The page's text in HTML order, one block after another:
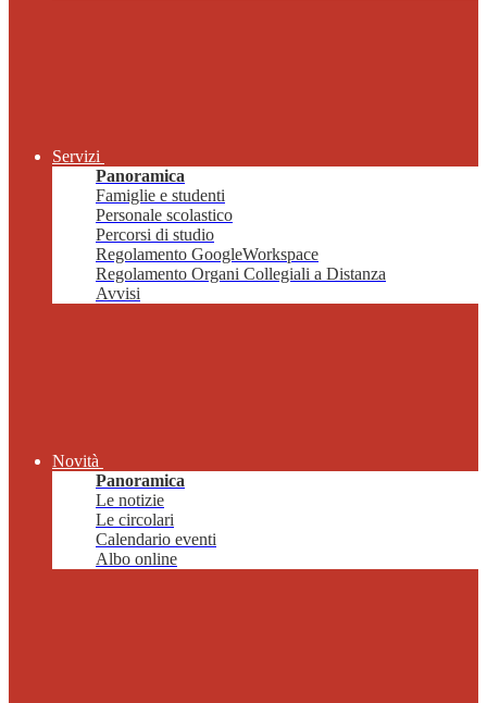
Servizi
Panoramica
Famiglie e studenti
Personale scolastico
Percorsi di studio
Regolamento GoogleWorkspace
Regolamento Organi Collegiali a Distanza
Avvisi
Novità
Panoramica
Le notizie
Le circolari
Calendario eventi
Albo online